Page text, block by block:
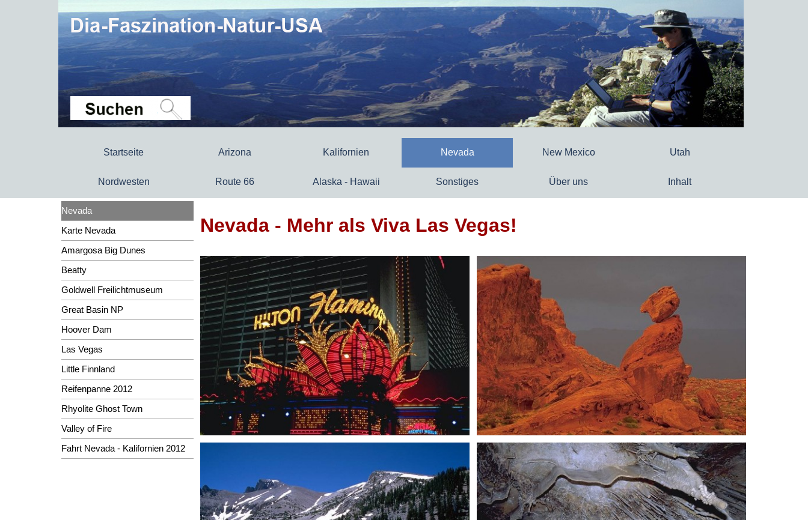
Startseite Arizona Kalifornien Nevada New Mexico Utah
Nordwesten Route 66 Alaska - Hawaii Sonstiges Über uns Inhalt
Nevada
Karte Nevada
Amargosa Big Dunes
Beatty
Goldwell Freilichtmuseum
Great Basin NP
Hoover Dam
Las Vegas
Little Finnland
Reifenpanne 2012
Rhyolite Ghost Town
Valley of Fire
Fahrt Nevada - Kalifornien 2012
Nevada - Mehr als Viva Las Vegas!